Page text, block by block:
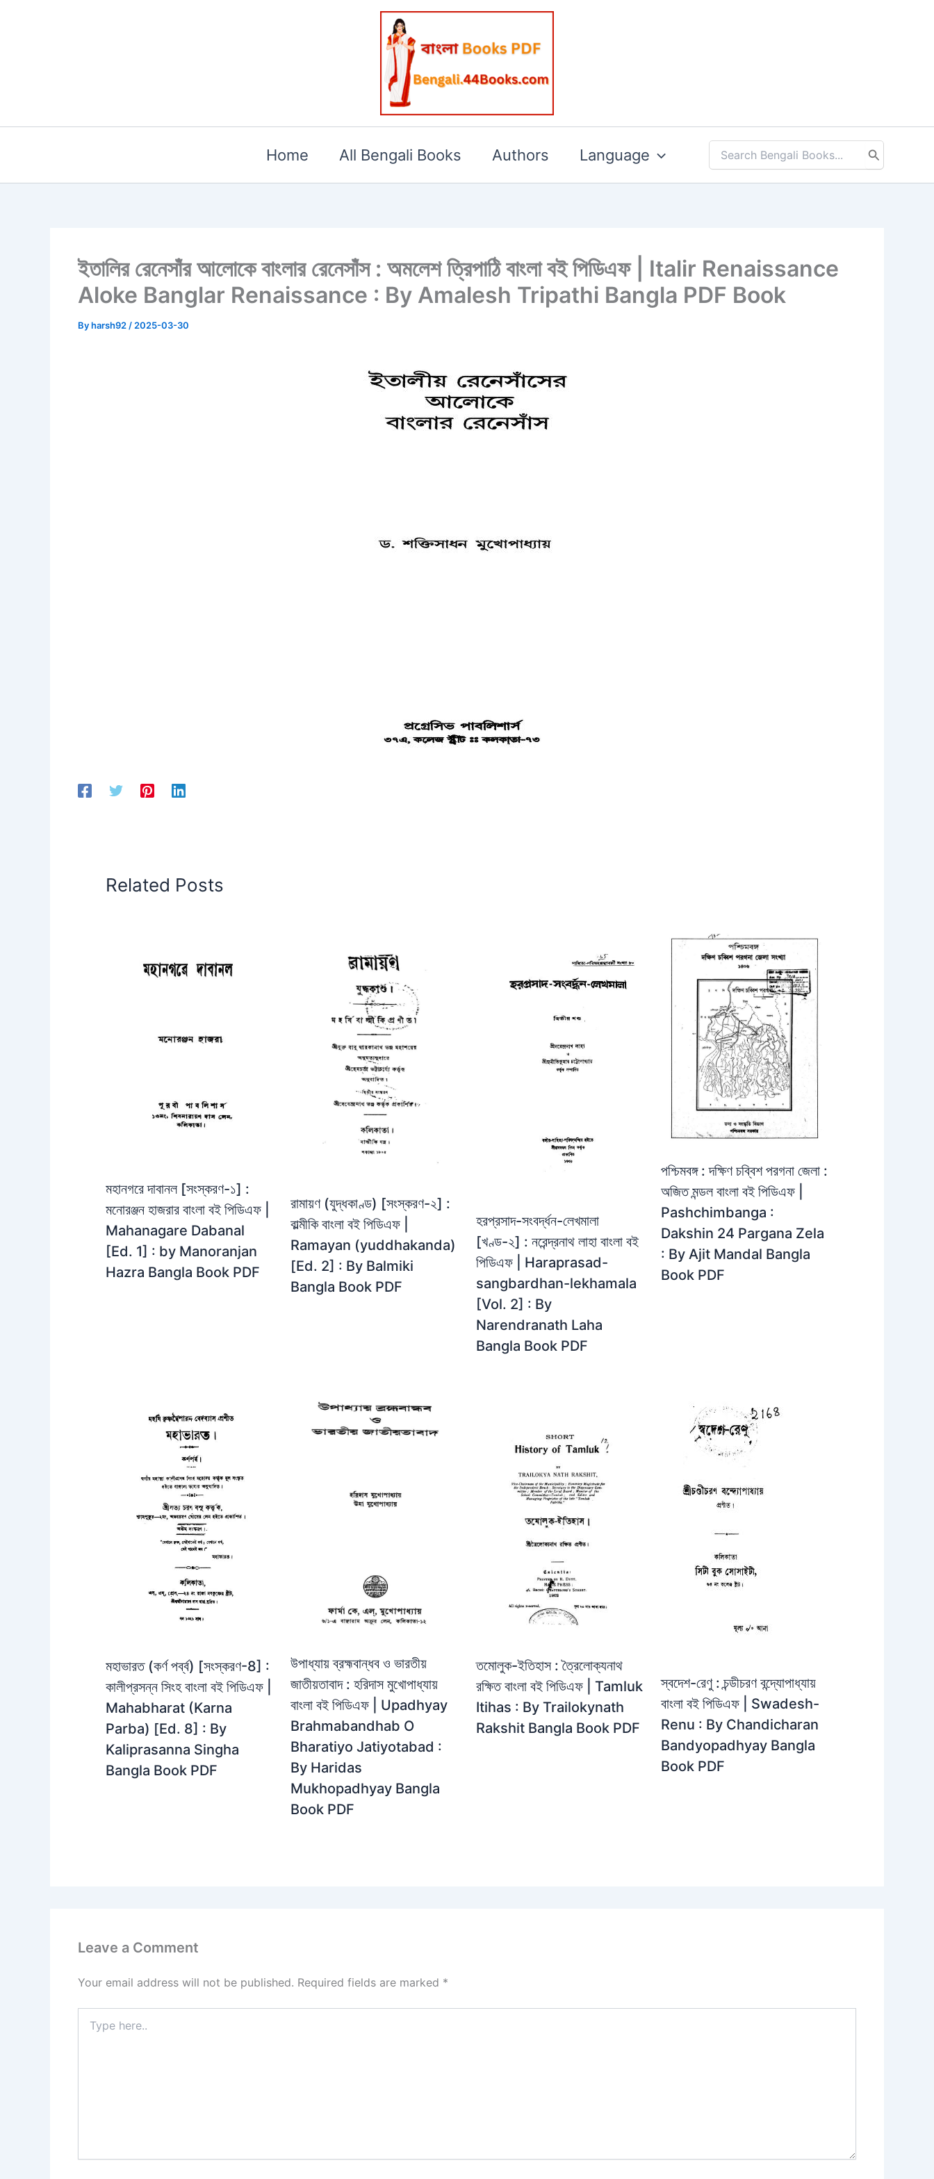
Home All Bengali Books Authors Language
Search
​ইতালির রেনেসাঁর আলোকে বাংলার রেনেসাঁস : অমলেশ ত্রিপাঠি বাংলা বই পিডিএফ | Italir Renaissance
Aloke Banglar Renaissance : By Amalesh Tripathi Bangla PDF Book​
Byharsh92 / 2025-03-30
Related Posts
মহানগরে দাবানল [সংস্করণ-১] :
মনোরঞ্জন হাজরার বাংলা বই পিডিএফ |
Mahanagare Dabanal
[Ed. 1] : by Manoranjan
Hazra Bangla Book PDF
রামায়ণ (যুদ্ধকাণ্ড) [সংস্করণ-২] :
বাল্মীকি বাংলা বই পিডিএফ |
Ramayan (yuddhakanda)
[Ed. 2] : By Balmiki
Bangla Book PDF
হরপ্রসাদ-সংবর্দ্ধন-লেখমালা
[খণ্ড-২] : নরেন্দ্রনাথ লাহা বাংলা বই
পিডিএফ | Haraprasad-
sangbardhan-lekhamala
[Vol. 2] : By
Narendranath Laha
Bangla Book PDF
পশ্চিমবঙ্গ : দক্ষিণ চব্বিশ পরগনা জেলা :
অজিত মন্ডল বাংলা বই পিডিএফ |
Pashchimbanga :
Dakshin 24 Pargana Zela
: By Ajit Mandal Bangla
Book PDF
মহাভারত (কর্ণ পর্ব্ব) [সংস্করণ-8] :
কালীপ্রসন্ন সিংহ বাংলা বই পিডিএফ |
Mahabharat (Karna
Parba) [Ed. 8] : By
Kaliprasanna Singha
Bangla Book PDF
উপাধ্যায় ব্রহ্মবান্ধব ও ভারতীয়
জাতীয়তাবাদ : হরিদাস মুখোপাধ্যায়
বাংলা বই পিডিএফ | Upadhyay
Brahmabandhab O
Bharatiyo Jatiyotabad :
By Haridas
Mukhopadhyay Bangla
Book PDF
তমোলুক-ইতিহাস : ত্রৈলোক্যনাথ
রক্ষিত বাংলা বই পিডিএফ | Tamluk
Itihas : By Trailokynath
Rakshit Bangla Book PDF
স্বদেশ-রেণু : চন্ডীচরণ বন্দ্যোপাধ্যায়
বাংলা বই পিডিএফ | Swadesh-
Renu : By Chandicharan
Bandyopadhyay Bangla
Book PDF
Leave a Comment
Your email address will not be published. Required fields are marked *
here..